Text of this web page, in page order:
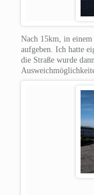
Nach 15km, in einem
aufgeben. Ich hatte
die Straße wurde